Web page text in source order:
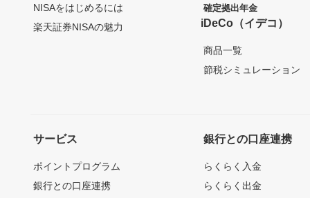
NISAをはじめるには
楽天証券NISAの魅力
確定拠出年金
iDeCo（イデコ）
商品一覧
節税シミュレーション
サービス
ポイントプログラム
銀行との口座連携
銀行との口座連携
らくらく入金
らくらく出金